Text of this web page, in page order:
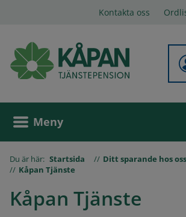
Kontakta oss
Meny
Du är här: Startsida
Ditt sparande hos oss
Kåpan Tjänste
Kåpan Tjänste